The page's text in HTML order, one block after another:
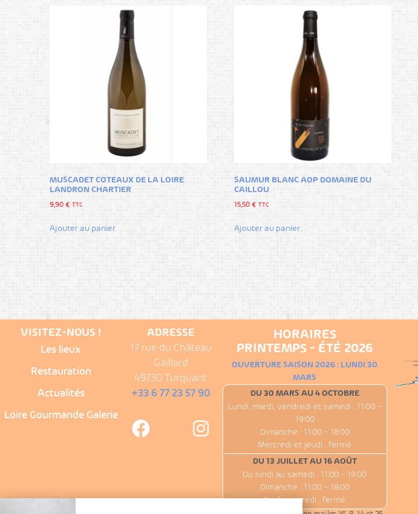
MUSCADET COTEAUX DE LA LOIRE
LANDRON CHARTIER
9,90€ TTC
Ajouter au panier
SAUMUR BLANC AOP DOMAINE DU
CAILLOU
15,50€ TTC
Ajouter au panier
VISITEZ-NOUS !
Les lieux
Restauration
Actualités
Loire Gourmande Galerie
ADRESSE
17 rue du Château
Gaillard
49730 Turquant
+33 6 77 23 57 90
HORAIRES
PRINTEMPS - ÉTÉ 2026
OUVERTURE SAISON 2026 : LUNDI 30
MARS
DU 30 MARS AU 4 OCTOBRE
Lundi, mardi, vendredi et samedi : 11:00 -
19:00
Dimanche : 11:00 - 18:00
Mercredi et jeudi : fermé
DU 13 JUILLET AU 16 AOÛT
Du lundi au samedi : 11:00 - 19:00
Dimanche : 11:00 - 18:00
Sauf mercredi : fermé
er